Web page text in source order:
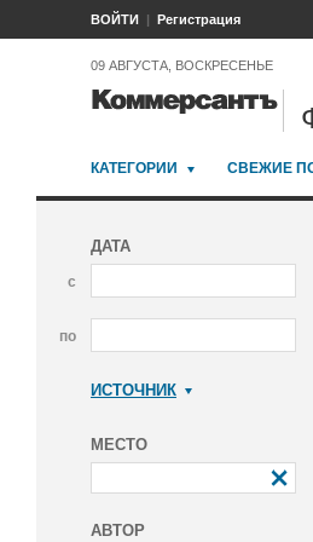
ВОЙТИ Регистрация
09 АВГУСТА, ВОСКРЕСЕНЬЕ
КАТЕГОРИИ СВЕЖИЕ
ДАТА
с
по
ИСТОЧНИК
МЕСТО
АВТОР